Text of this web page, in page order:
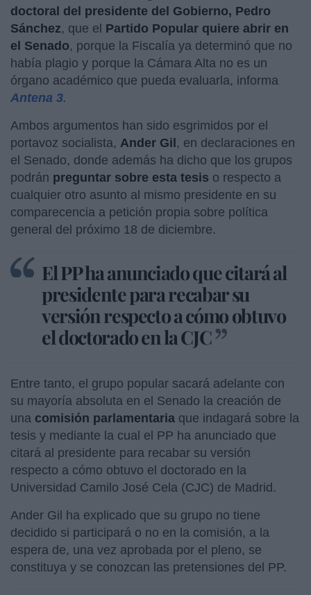
doctoral del presidente del Gobierno, Pedro
Sánchez, que el Partido Popular quiere abrir en
el Senado, porque la Fiscalía ya determinó que no
había plagio y porque la Cámara Alta no es un
órgano académico que pueda evaluarla, informa
Antena 3.
Ambos argumentos han sido esgrimidos por el
portavoz socialista, Ander Gil, en declaraciones en
el Senado, donde además ha dicho que los grupos
podrán preguntar sobre esta tesis o respecto a
cualquier otro asunto al mismo presidente en su
comparecencia a petición propia sobre política
general del próximo 18 de diciembre.
El PP ha anunciado que citará al
presidente para recabar su
versión respecto a cómo obtuvo
el doctorado en la CJC
Entre tanto, el grupo popular sacará adelante con
su mayoría absoluta en el Senado la creación de
una comisión parlamentaria que indagará sobre la
tesis y mediante la cual el PP ha anunciado que
citará al presidente para recabar su versión
respecto a cómo obtuvo el doctorado en la
Universidad Camilo José Cela (CJC) de Madrid.
Ander Gil ha explicado que su grupo no tiene
decidido si participará o no en la comisión, a la
espera de, una vez aprobada por el pleno, se
constituya y se conozcan las pretensiones del PP.